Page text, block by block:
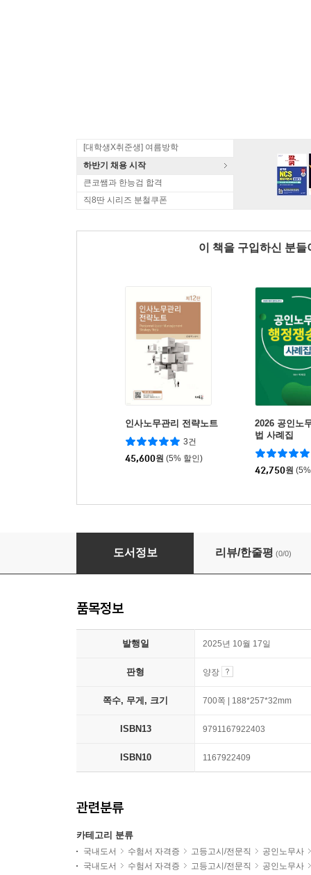
[대학생X취준생] 여름방학
하반기 채용 시작
큰코쌤과 한능검 합격
직8딴 시리즈 분철쿠폰
이 책을 구입하신 분
인사노무관리 전략노트
3건
45,600원 (5% 할인)
2026 공인노
법 사례집
42,750원
공인노무사를 위한 인적자원관리 [한정판]
도서정보 리뷰/한줄평 (0/0)
품목정보
발행일 2025년 10월 17일
판형 양장
쪽수, 무게, 크기 700쪽 | 188*257*32mm
ISBN13 9791167922403
ISBN10 1167922409
관련분류
카테고리 분류
국내도서 수험서 자격증 고등고시/전문직
공인노무사
국내도서
수험서 자격증 고등고시/전문직
공인노무사